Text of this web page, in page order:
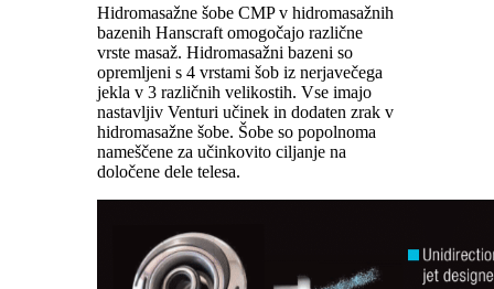
Hidromasažne šobe CMP v hidromasažnih
bazenih Hanscraft omogočajo različne
vrste masaž. Hidromasažni bazeni so
opremljeni s 4 vrstami šob iz nerjavečega
jekla v 3 različnih velikostih. Vse imajo
nastavljiv Venturi učinek in dodaten zrak v
hidromasažne šobe. Šobe so popolnoma
nameščene za učinkovito ciljanje na
določene dele telesa.